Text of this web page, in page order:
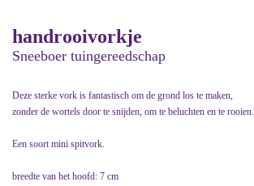
handrooivorkje
Sneeboer tuingereedschap
Deze sterke vork is fantastisch om de grond los te maken,
zonder de wortels door te snijden, om te beluchten en te rooien.
Een soort mini spitvork.
breedte van het hoofd: 7 cm